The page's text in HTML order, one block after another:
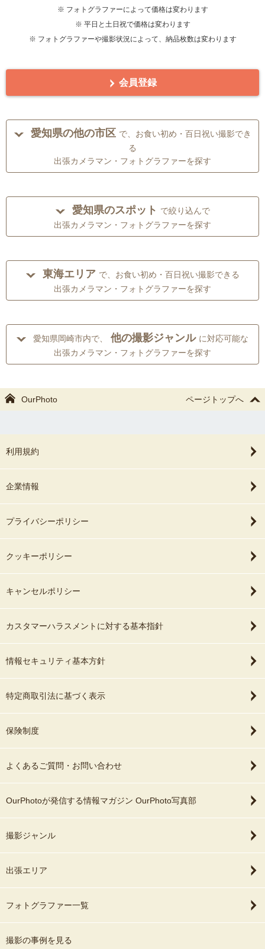
※ フォトグラファーによって価格は変わります
※ 平日と土日祝で価格は変わります
※ フォトグラファーや撮影状況によって、納品枚数は変わります
会員登録
愛知県の他の市区 で、お食い初め・百日祝い撮影でき
る
出張カメラマン・フォトグラファーを探す
愛知県のスポット で絞り込んで
出張カメラマン・フォトグラファーを探す
東海エリア で、お食い初め・百日祝い撮影できる
出張カメラマン・フォトグラファーを探す
愛知県岡崎市内で、 他の撮影ジャンル に対応可能な
出張カメラマン・フォトグラファーを探す
OurPhoto ページトップへ
利用規約
企業情報
プライバシーポリシー
クッキーポリシー
キャンセルポリシー
カスタマーハラスメントに対する基本指針
情報セキュリティ基本方針
特定商取引法に基づく表示
保険制度
よくあるご質問・お問い合わせ
OurPhotoが発信する情報マガジン OurPhoto写真部
撮影ジャンル
出張エリア
フォトグラファー一覧
撮影の事例を見る